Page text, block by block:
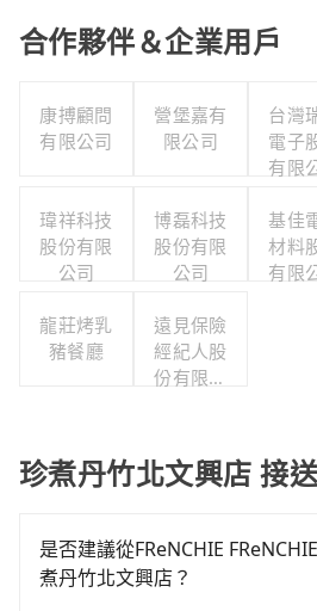
合作夥伴＆企業用戶
康搏顧問
有限公司
營堡嘉有
限公司
台灣
電子
有限
瑋祥科技
股份有限
公司
博磊科技
股份有限
公司
基佳
材料
有限
龍莊烤乳
豬餐廳
遠見保險
經紀人股
份有限公
珍煮丹竹北文興店 接
是否建議從FReNCHIE
煮丹竹北文興店？